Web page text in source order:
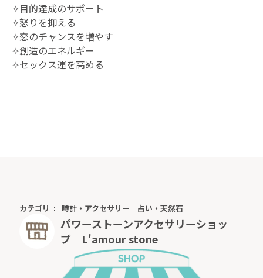
✧目的達成のサポート
✧怒りを抑える
✧恋のチャンスを増やす
✧創造のエネルギー
✧セックス運を高める
カテゴリ 時計・アクセサリー 占い・天然石
パワーストーンアクセサリーショッ
プ L'amour stone